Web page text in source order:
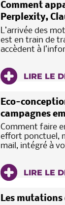
Comment
Perplexity,
L’arrivée des
est en train de
accèdent à
LIRE LE
Eco-
campagnes
Comment faire
effort ponctuel,
mail, intégré à
LIRE LE
Les mutations